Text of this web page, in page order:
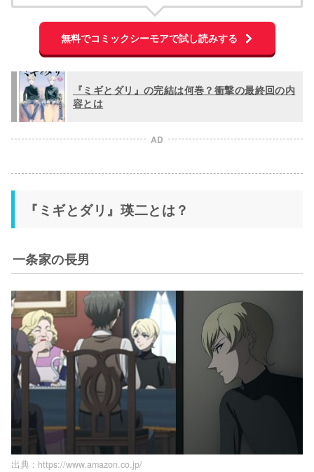
無料でコミックシーモアで試し読みする
『ミギとダリ』の完結は何巻？衝撃の最終回の内
容とは
AD
『ミギとダリ』瑛二とは？
一条家の長男
出典 : https://www.amazon.co.jp/